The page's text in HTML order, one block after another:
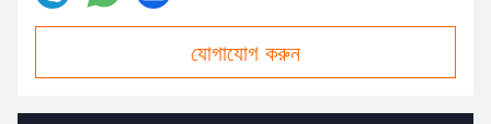
যোগাযোগ করুন